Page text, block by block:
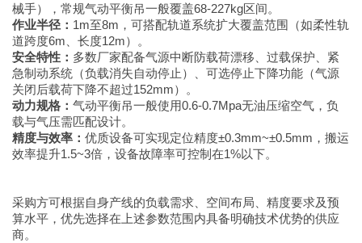
械手），常规气动平衡吊一般覆盖68-227kg区间。
作业半径： 1m至8m，可搭配轨道系统扩大覆盖范围（如柔性轨
道跨度6m、长度12m）。
安全特性： 多数厂家配备气源中断防载荷漂移、过载保护、紧
急制动系统（负载消失自动停止）、可选停止下降功能（气源
关闭后载荷下降不超过152mm）。
动力规格： 气动平衡吊一般使用0.6-0.7Mpa无油压缩空气，负
载与气压需匹配设计。
精度与效率： 优质设备可实现定位精度±0.3mm~±0.5mm，搬运
效率提升1.5~3倍，设备故障率可控制在1%以下。
采购方可根据自身产线的负载需求、空间布局、精度要求及预
算水平，优先选择在上述参数范围内具备明确技术优势的供应
商。